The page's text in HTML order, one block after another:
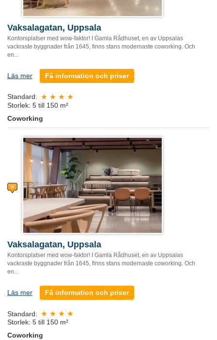
Vaksalagatan, Uppsala
Kontorsplatser med wow-faktor! I Gamla Rådhuset, en av Uppsalas
vackraste byggnader från 1645, finns stans modernaste coworking. Och
en...
Läs mer Få information och priser
Standard:
Storlek: 5 till 150 m²
Coworking
Vaksalagatan, Uppsala
Kontorsplatser med wow-faktor! I Gamla Rådhuset, en av Uppsalas
vackraste byggnader från 1645, finns stans modernaste coworking. Och
en...
Läs mer Få information och priser
Standard:
Storlek: 5 till 150 m²
Coworking